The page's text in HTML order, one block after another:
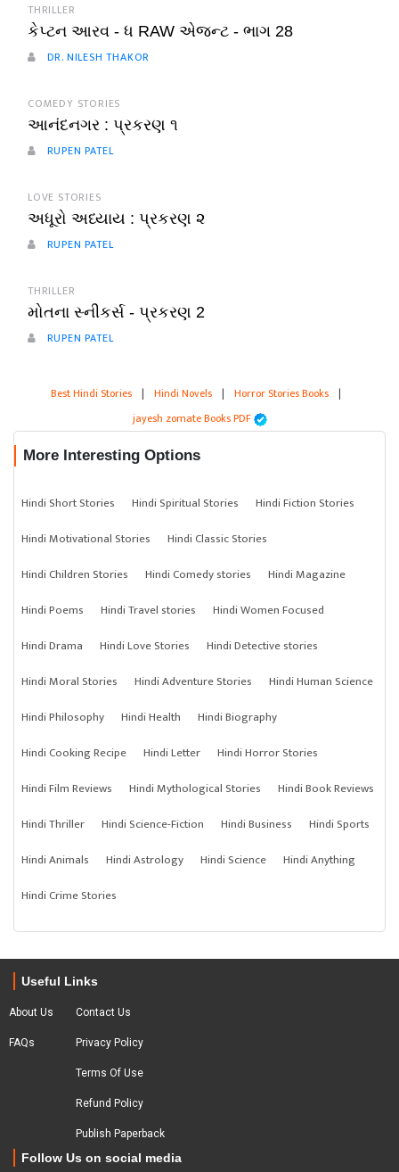
THRILLER
કેપ્ટન આરવ - ધ RAW એજન્ટ - ભાગ 28
DR. NILESH THAKOR
COMEDY STORIES
આનંદનગર : પ્રકરણ ૧
RUPEN PATEL
LOVE STORIES
અધૂરો અધ્યાય : પ્રકરણ ૨
RUPEN PATEL
THRILLER
મોતના સ્નીકર્સ - પ્રકરણ 2
RUPEN PATEL
Best Hindi Stories | Hindi Novels | Horror Stories Books |
jayesh zomate Books PDF
More Interesting Options
Hindi Short Stories Hindi Spiritual Stories
Hindi Fiction Stories
Hindi Motivational Stories
Hindi Classic Stories
Hindi Children Stories
Hindi Comedy stories
Hindi Magazine
Hindi Poems
Hindi Travel stories
Hindi Women Focused
Hindi Drama
Hindi Love Stories
Hindi Detective stories
Hindi Moral Stories
Hindi Adventure Stories
Hindi Human Science
Hindi Philosophy
Hindi Health
Hindi Biography
Hindi Cooking Recipe
Hindi Letter
Hindi Horror Stories
Hindi Film Reviews
Hindi Mythological Stories
Hindi Book Reviews
Hindi Thriller
Hindi Science-Fiction Hindi Business
Hindi Sports
Hindi Animals
Hindi Astrology Hindi Science
Hindi Anything
Hindi Crime Stories
Useful Links
About Us
FAQs
Contact Us
Privacy Policy
Terms Of Use
Refund Policy
Publish Paperback
Follow Us on social media